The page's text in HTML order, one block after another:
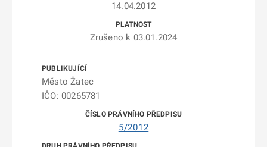
14.04.2012
Zrušeno k 03.01.2024
Město Žatec
IČO: 00265781
5/2012